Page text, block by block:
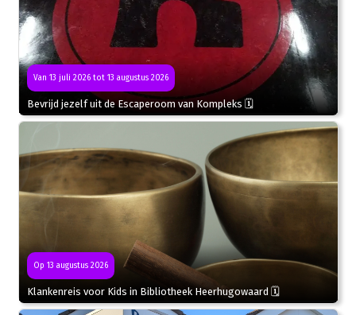
Van 13 juli 2026 tot 13 augustus 2026
Bevrijd jezelf uit de Escaperoom van Kompleks 🗓
Op 13 augustus 2026
Klankenreis voor Kids in Bibliotheek Heerhugowaard 🗓